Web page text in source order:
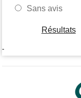
Sans avis
Résultats
-